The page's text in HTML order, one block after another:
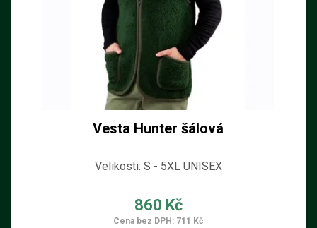
Vesta Hunter šálová
Velikosti: S - 5XL UNISEX
860 Kč
Cena bez DPH: 711 Kč